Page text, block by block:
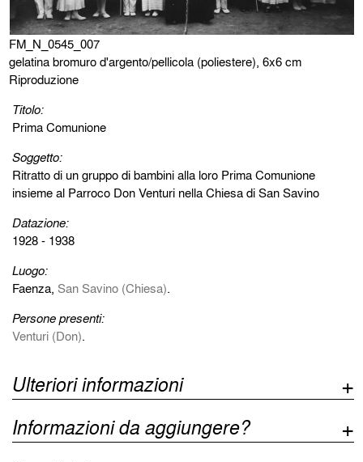
FM_N_0545_007
gelatina bromuro d'argento/pellicola (poliestere), 6x6 cm
Riproduzione
Titolo:
Prima Comunione
Soggetto:
Ritratto di un gruppo di bambini alla loro Prima Comunione
insieme al Parroco Don Venturi nella Chiesa di San Savino
Datazione:
1928 - 1938
Luogo:
Faenza, San Savino (Chiesa).
Persone presenti:
Venturi (Don).
Ulteriori informazioni
Informazioni da aggiungere?